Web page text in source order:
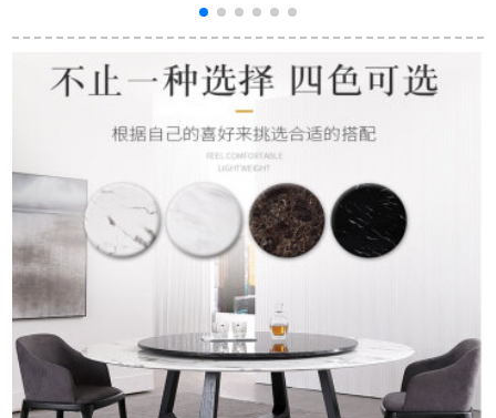
レストラン家具シン
プル空間原木色一テ
ーブル四椅子
梨（学名：ハリネズ
ミの紫檀）の全純木
の家具のモダンの新
しい中国式の食卓の
椅子の組み合わせの
テーブルの六椅子の
レストランの古典風
の家具の直径の1.08
メートルの円卓+6つ
の明式の椅子
木テーブル中華レス
トラン家具アンティ
ークテーブルセット
ブル+6プリンセスベ